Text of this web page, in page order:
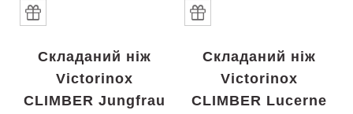
Складаний ніж
Victorinox
CLIMBER Jungfrau
Складаний ніж
Victorinox
CLIMBER Lucerne